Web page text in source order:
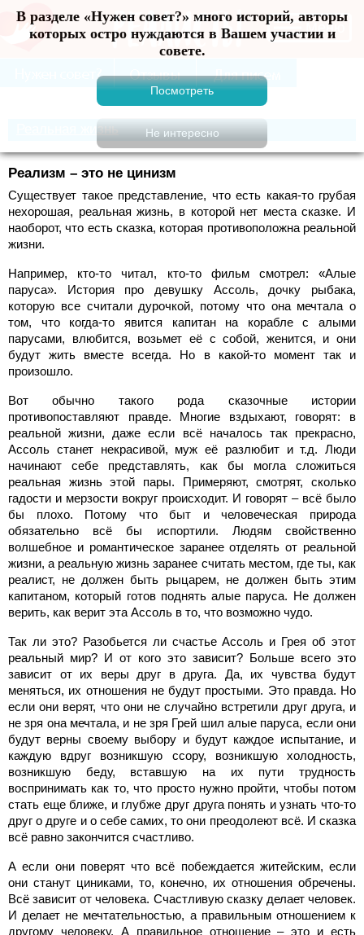
В разделе «Нужен совет?» много историй, авторы
которых остро нуждаются в Вашем участии и
совете.
Меню
Реальная жизнь
Реализм – это не цинизм
Существует такое представление, что есть какая-то грубая
нехорошая, реальная жизнь, в которой нет места сказке. И
наоборот, что есть сказка, которая противоположна реальной
жизни.
Например, кто-то читал, кто-то фильм смотрел: «Алые
паруса». История про девушку Ассоль, дочку рыбака,
которую все считали дурочкой, потому что она мечтала о
том, что когда-то явится капитан на корабле с алыми
парусами, влюбится, возьмет её с собой, женится, и они
будут жить вместе всегда. Но в какой-то момент так и
произошло.
Вот обычно такого рода сказочные истории
противопоставляют правде. Многие вздыхают, говорят: в
реальной жизни, даже если всё началось так прекрасно,
Ассоль станет некрасивой, муж её разлюбит и т.д. Люди
начинают себе представлять, как бы могла сложиться
реальная жизнь этой пары. Примеряют, смотрят, сколько
гадости и мерзости вокруг происходит. И говорят – всё было
бы плохо. Потому что быт и человеческая природа
обязательно всё бы испортили. Людям свойственно
волшебное и романтическое заранее отделять от реальной
жизни, а реальную жизнь заранее считать местом, где ты, как
реалист, не должен быть рыцарем, не должен быть этим
капитаном, который готов поднять алые паруса. Не должен
верить, как верит эта Ассоль в то, что возможно чудо.
Так ли это? Разобьется ли счастье Ассоль и Грея об этот
реальный мир? И от кого это зависит? Больше всего это
зависит от их веры друг в друга. Да, их чувства будут
меняться, их отношения не будут простыми. Это правда. Но
если они верят, что они не случайно встретили друг друга, и
не зря она мечтала, и не зря Грей шил алые паруса, если они
будут верны своему выбору и будут каждое испытание, и
каждую вдруг возникшую ссору, возникшую холодность,
возникшую беду, вставшую на их пути трудность
воспринимать как то, что просто нужно пройти, чтобы потом
стать еще ближе, и глубже друг друга понять и узнать что-то
друг о друге и о себе самих, то они преодолеют всё. И сказка
всё равно закончится счастливо.
А если они поверят что всё побеждается житейским, если
они станут циниками, то, конечно, их отношения обречены.
Всё зависит от человека. Счастливую сказку делает человек.
И делает не мечтательностью, а правильным отношением к
другому человеку. А правильное отношение – это и есть